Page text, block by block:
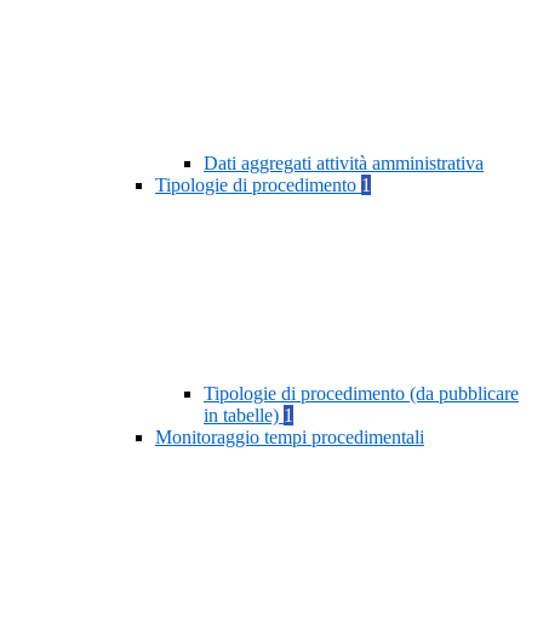
Dati aggregati attività amministrativa
Tipologie di procedimento 1
Tipologie di procedimento (da pubblicare
in tabelle) 1
Monitoraggio tempi procedimentali